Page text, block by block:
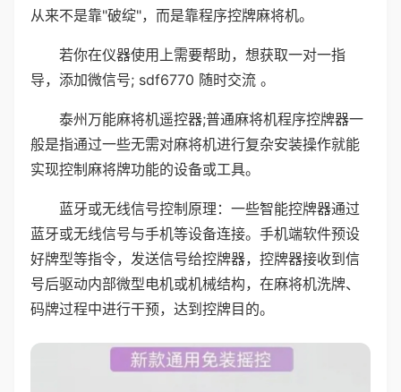
从来不是靠"破绽"，而是靠程序控牌麻将机。
若你在仪器使用上需要帮助，想获取一对一指
导，添加微信号; sdf6770 随时交流 。
泰州万能麻将机遥控器;普通麻将机程序控牌器一
般是指通过一些无需对麻将机进行复杂安装操作就能
实现控制麻将牌功能的设备或工具。
蓝牙或无线信号控制原理：一些智能控牌器通过
蓝牙或无线信号与手机等设备连接。手机端软件预设
好牌型等指令，发送信号给控牌器，控牌器接收到信
号后驱动内部微型电机或机械结构，在麻将机洗牌、
码牌过程中进行干预，达到控牌目的。